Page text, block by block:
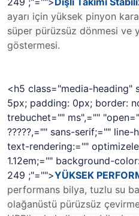
ayarı için yüksek pinyon
süper pürüzsüz dönmesi ve
göstermesi.
<h5 class="media-heading"
5px; padding: 0px; border:
trebuchet="" ms",=""
?????,="" sans-serif;=""
text-rendering:=""
1.12em;="" background-
249 ;"="">YÜKSEK
performans bilya, tuzlu su
olağanüstü pürüzsüz